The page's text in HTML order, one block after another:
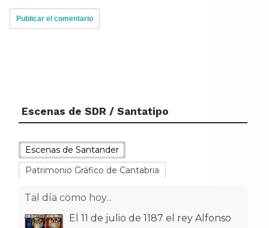
Escenas de SDR / Santatipo
Escenas de Santander
Patrimonio Gráfico de Cantabria
Tal día como hoy...
El 11 de julio de 1187 el rey Alfonso